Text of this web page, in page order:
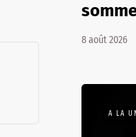
8 août 2026
A LA